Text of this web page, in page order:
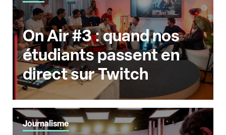
On Air #3 : quand nos
étudiants passent en
direct sur Twitch
Journalisme